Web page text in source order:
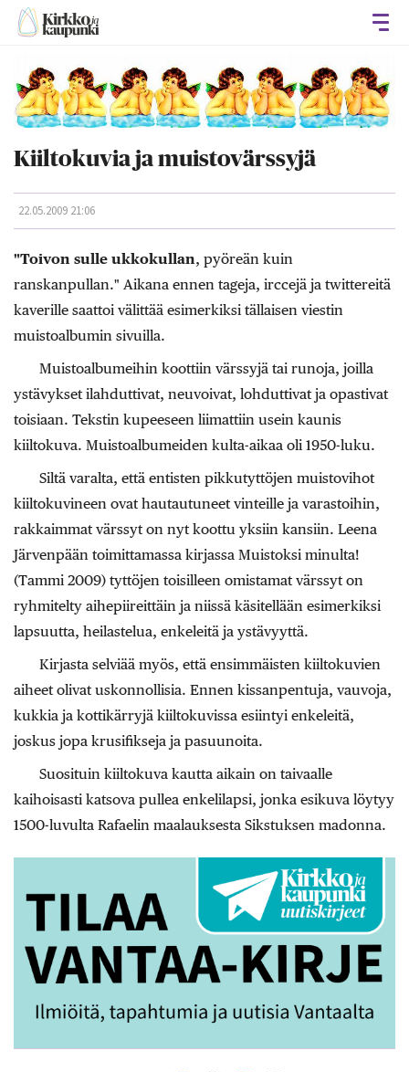
Kiiltokuvia ja muistovärssyjä
22.05.2009 21:06
"Toivon sulle ukkokullan, pyöreän kuin
ranskanpullan." Aikana ennen tageja, irccejä ja twittereitä
kaverille saattoi välittää esimerkiksi tällaisen viestin
muistoalbumin sivuilla.
Muistoalbumeihin koottiin värssyjä tai runoja, joilla
ystävykset ilahduttivat, neuvoivat, lohduttivat ja opastivat
toisiaan. Tekstin kupeeseen liimattiin usein kaunis
kiiltokuva. Muistoalbumeiden kulta-aikaa oli 1950-luku.
Siltä varalta, että entisten pikkutyttöjen muistovihot
kiiltokuvineen ovat hautautuneet vinteille ja varastoihin,
rakkaimmat värssyt on nyt koottu yksiin kansiin. Leena
Järvenpään toimittamassa kirjassa Muistoksi minulta!
(Tammi 2009) tyttöjen toisilleen omistamat värssyt on
ryhmitelty aihepiireittäin ja niissä käsitellään esimerkiksi
lapsuutta, heilastelua, enkeleitä ja ystävyyttä.
Kirjasta selviää myös, että ensimmäisten kiiltokuvien
aiheet olivat uskonnollisia. Ennen kissanpentuja, vauvoja,
kukkia ja kottikärryjä kiiltokuvissa esiintyi enkeleitä,
joskus jopa krusifikseja ja pasuunoita.
Suosituin kiiltokuva kautta aikain on taivaalle
kaihoisasti katsova pullea enkelilapsi, jonka esikuva löytyy
1500-luvulta Rafaelin maalauksesta Sikstuksen madonna.